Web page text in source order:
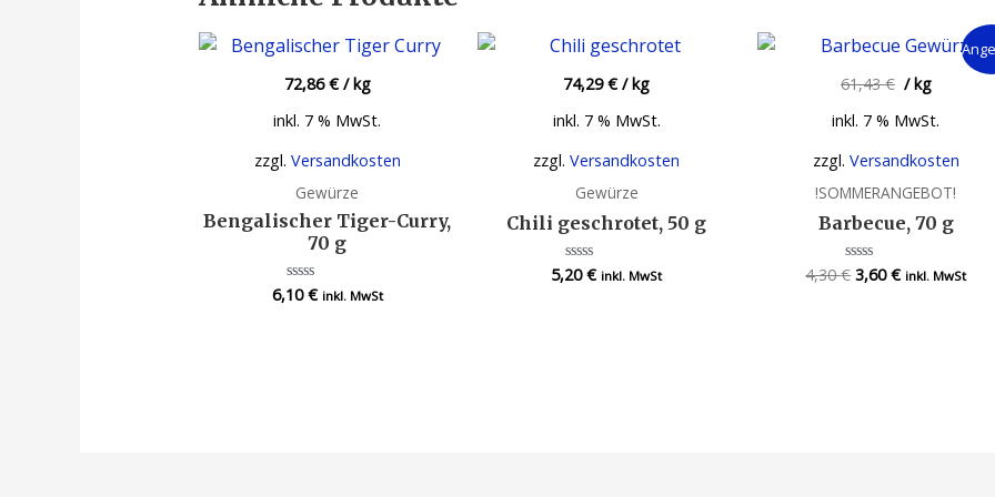
72,86€/kg
inkl. 7 % MwSt.
zzgl. Versandkosten
Gewürze
Bengalischer Tiger-Curry,
70 g
Bewertet
6,10€ inkl. MwSt
74,29€/kg
inkl. 7 % MwSt.
zzgl.Versandkosten
Gewürze
Chili geschrotet, 50 g
Bewertet
5,20€ inkl. MwSt
61,43€ /kg
inkl. 7 % MwSt.
zzgl. Versandkosten
!SOMMERANGEBOT!
Barbecue, 70 g
Bewertet
mit
4,30€ 3,60€ inkl. MwSt